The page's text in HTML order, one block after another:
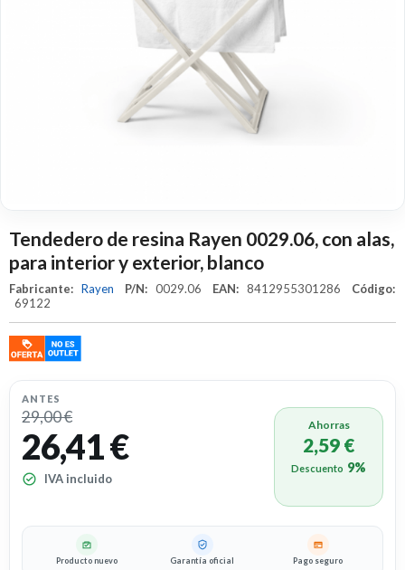
Tendedero de resina Rayen 0029.06, con alas,
para interior y exterior, blanco
Fabricante: Rayen P/N: 0029.06 EAN: 8412955301286 Código:
69122
ANTES
29,00 €
26,41 €
IVA incluido
Ahorras
2,59 €
Descuento 9%
Producto nuevo Garantía oficial Pago seguro